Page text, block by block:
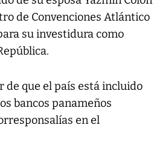
de Convenciones Atlántico
su investidura como
de que el país está incluido
bancos panameños
en el